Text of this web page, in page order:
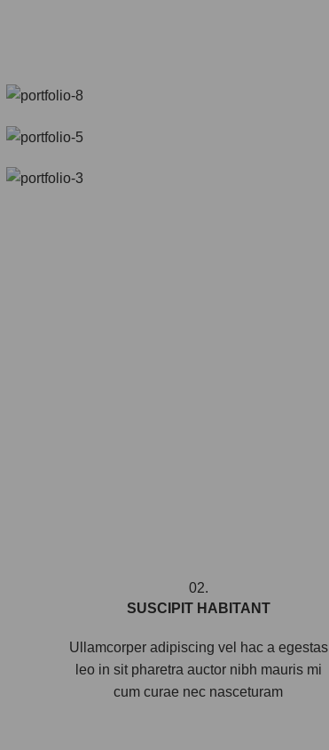
02.
SUSCIPIT HABITANT
Ullamcorper adipiscing vel hac a egestas
leo in sit pharetra auctor nibh mauris mi
cum curae nec nasceturam